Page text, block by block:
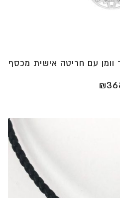
וומן עם חריטה אישית מכסף
₪